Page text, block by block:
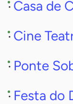
Casa de
Cine
Ponte
Festa do